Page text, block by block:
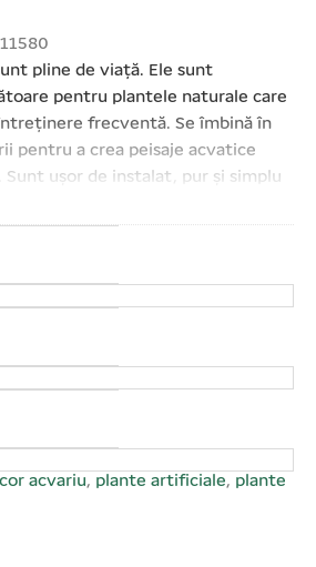
pline de viață. Ele sunt
pentru plantele naturale care
frecventă. Se îmbină în
pentru a crea peisaje acvatice
Sunt ușor de instalat, pur și simplu
pietriș al acvariului. Accesorii
tip de acvarii. Fabricate în
plastice toxice, acestea nu
Plantele sunt ușor de spălat.
cm. Lungimea plantei – 23 cm;
acvariu, plante artificiale, plante